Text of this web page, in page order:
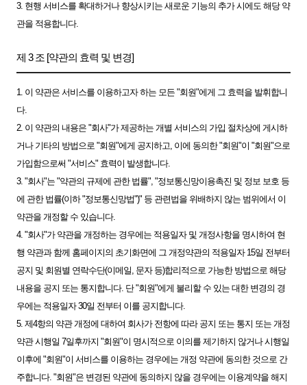
3. 현행 서비스를 확대하거나 향상시키는 새로운 기능의 추가 시에도 해당 약
관을 적용합니다.
제 3 조 [약관의 효력 및 변경]
1. 이 약관은 서비스를 이용하고자 하는 모든 "회원"에게 그 효력을 발휘합니
다.
2. 이 약관의 내용은 "회사"가 제공하는 개별 서비스의 가입 절차상에 게시하
거나 기타의 방법으로 "회원"에게 공지하고, 이에 동의한 "회원"이 "회원"으로
가입함으로써 "서비스" 효력이 발생합니다.
3. "회사"는 "약관의 규제에 관한 법률", "정보통신망이용촉진 및 정보 보호 등
에 관한 법률(이하 "정보통신망법")" 등 관련법을 위배하지 않는 범위에서 이
약관을 개정할 수 있습니다.
4. "회사"가 약관을 개정하는 경우에는 적용일자 및 개정사항을 명시하여 현
행 약관과 함께 홈페이지의 초기화면에 그 개정약관의 적용일자 15일 전부터
공지 및 회원별 연락수단(이메일, 문자 등)합리적으로 가능한 방법으로 해당
내용을 공지 또는 통지합니다. 단 "회원"에게 불리할 수 있는 대한 변경의 경
우에는 적용일자 30일 전부터 이를 공지합니다.
5. 제4항의 약관 개정에 대하여 회사가 전항에 따라 공지 또는 통지 또는 개정
약관 시행일 7일후까지 "회원"이 명시적으로 이의를 제기하지 않거나 시행일
이후에 "회원"이 서비스를 이용하는 경우에는 개정 약관에 동의한 것으로 간
주합니다. "회원"은 변경된 약관에 동의하지 않을 경우에는 이용계약을 해지